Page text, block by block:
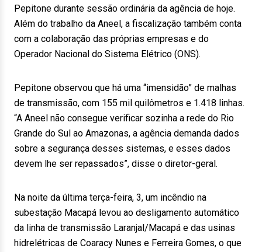
Pepitone durante sessão ordinária da agência de hoje.
Além do trabalho da Aneel, a fiscalização também conta
com a colaboração das próprias empresas e do
Operador Nacional do Sistema Elétrico (ONS).
Pepitone observou que há uma “imensidão” de malhas
de transmissão, com 155 mil quilômetros e 1.418 linhas.
“A Aneel não consegue verificar sozinha a rede do Rio
Grande do Sul ao Amazonas, a agência demanda dados
sobre a segurança desses sistemas, e esses dados
devem lhe ser repassados”, disse o diretor-geral.
Na noite da última terça-feira, 3, um incêndio na
subestação Macapá levou ao desligamento automático
da linha de transmissão Laranjal/Macapá e das usinas
hidrelétricas de Coaracy Nunes e Ferreira Gomes, o que